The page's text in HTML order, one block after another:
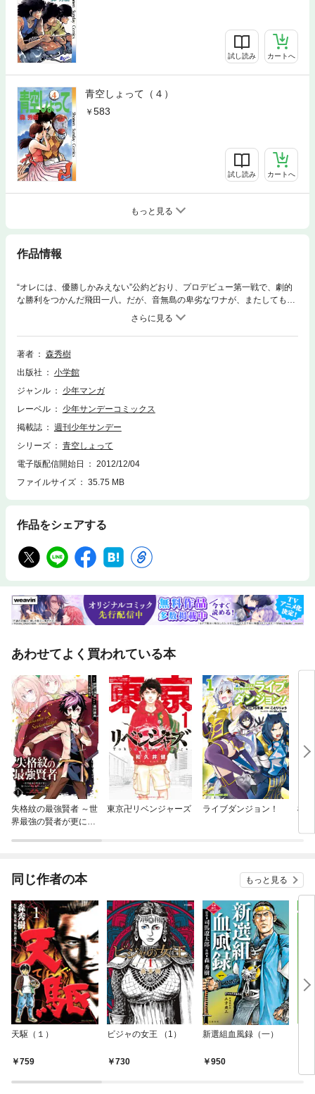
試し読み カートへ
青空しょって（４）
583
試し読み カートへ
もっと見る
作品情報
“オレには、優勝しかみえない”公約どおり、プロデビュー第一戦で、劇的
な勝利をつかんだ飛田一八。だが、音無島の卑劣なワナが、またしても一
八の前に。舞台は今、父の選手生命を断った前原オープンへ・・・！！
著者
森秀樹
出版社
小学館
ジャンル
少年マンガ
レーベル
少年サンデーコミックス
掲載誌
週刊少年サンデー
シリーズ
青空しょって
電子版配信開始日
2012/12/04
ファイルサイズ
35.75 MB
作品をシェアする
あわせてよく買われている本
失格紋の最強賢者 ～世
界最強の賢者が更に強
東京卍リベンジャーズ ライブダンジョン！ 機
同じ作者の本 もっと見る
天駆（１）
759
ビジャの女王 （1）
730
新選組血風録（一）
950